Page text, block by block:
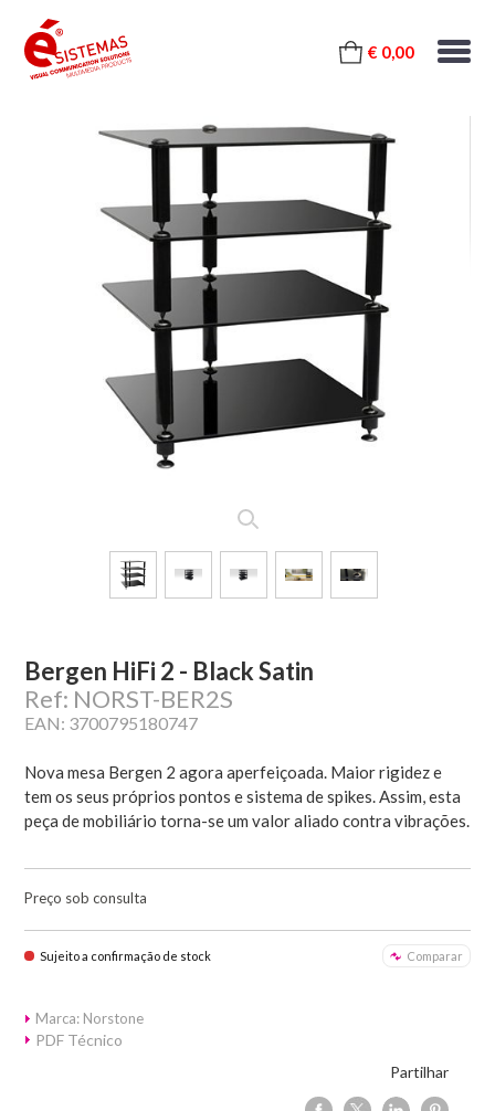
€ 0,00
Bergen HiFi 2 - Black Satin
Ref: NORST-BER2S
EAN: 3700795180747
Nova mesa Bergen 2 agora aperfeiçoada. Maior rigidez e
tem os seus próprios pontos e sistema de spikes. Assim, esta
peça de mobiliário torna-se um valor aliado contra vibrações.
Preço sob consulta
Sujeito a confirmação de stock Comparar
Marca: Norstone
PDF Técnico
Partilhar